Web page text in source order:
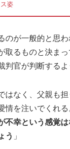
姿
のが一般的と思
取るものと決ま
官が判断するよ
なく、父親も
情を注いでくれ
不幸という感覚
う 」